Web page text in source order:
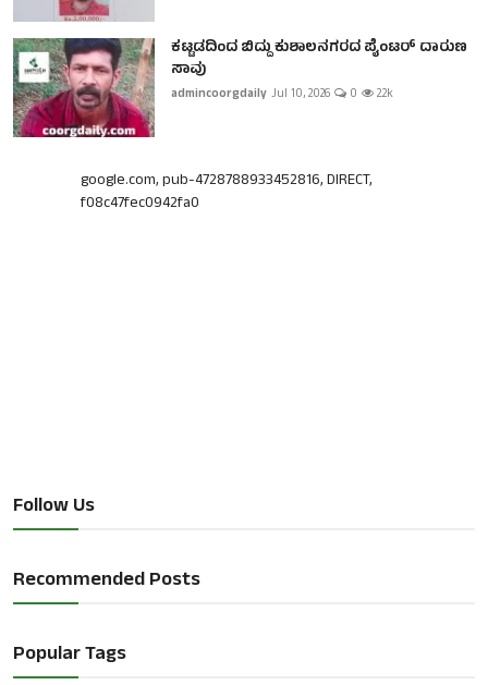
ಕಟ್ಟಡದಿಂದ ಬಿದ್ದು ಕುಶಾಲನಗರದ ಪೈಂಟರ್ ದಾರುಣ
ಸಾವು
admincoorgdaily Jul 10, 2026 0 2.2k
google.com, pub-4728788933452816, DIRECT,
f08c47fec0942fa0
Follow Us
Recommended Posts
Popular Tags